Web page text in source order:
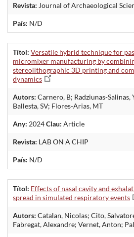
Revista: Journal of Archaeological
País: N/D
Títol: Versatile hybrid technique for
micromixer manufacturing by
stereolithographic 3D printing and
dynamics
Autors: Carnero, B; Radziunas-Salinas,
Ballesta, SV; Flores-Arias, MT
Any: 2024Clau: Article
Revista: LAB ON A CHIP
País: N/D
Títol: Effects of nasal cavity and
spread in simulated respiratory events
Autors: Catalan, Nicolas; Cito,
Fabregat, Alexandre; Vernet, Anton;